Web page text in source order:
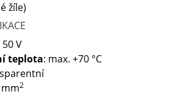
žíle)
50 V
teplota: max. +70 °C
mm2